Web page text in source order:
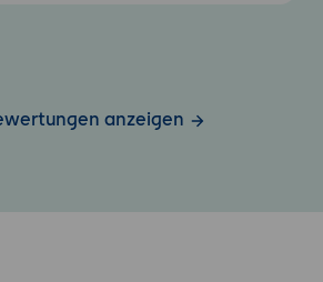
anzeigen